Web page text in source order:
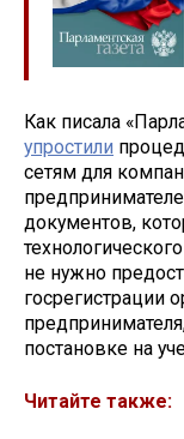
Как писала
упростили
сетям для
документов,
не нужно
госрегистрации
постановке на
Читайте также: